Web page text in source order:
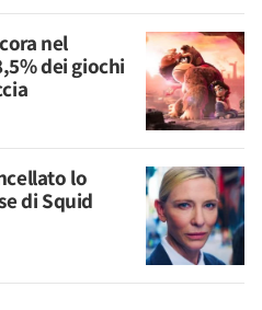
nel
dei giochi
lo
di Squid